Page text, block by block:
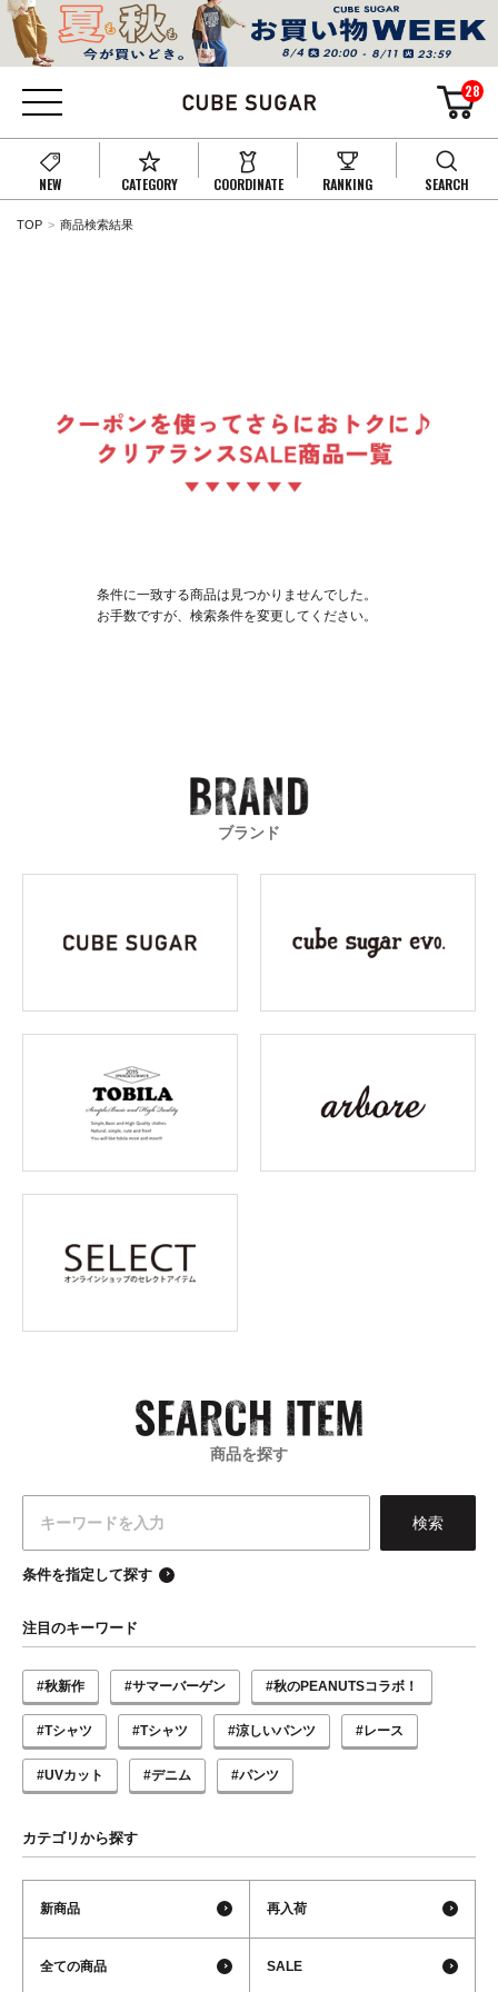
28
NEW CATEGORY COORDINATE RANKING SEARCH
TOP 商品検索結果
条件に一致する商品は見つかりませんでした。
お手数ですが、検索条件を変更してください。
ブランド
商品を探す
条件を指定して探す
注目のキーワード
#秋新作 #サマーバーゲン #秋のPEANUTSコラボ！
#Tシャツ #Tシャツ #涼しいパンツ #レース
#UVカット #デニム #パンツ
カテゴリから探す
新商品 再入荷
全ての商品 SALE